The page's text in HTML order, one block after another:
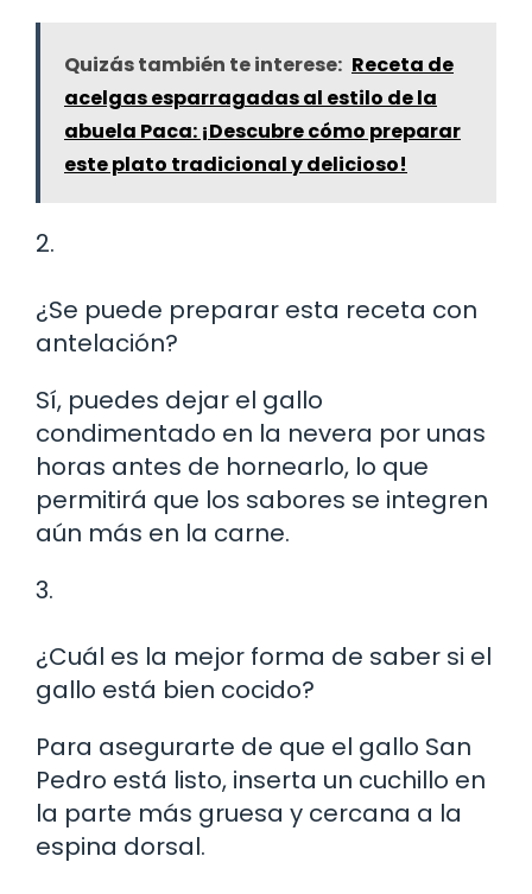
Quizás también te interese: Receta de
acelgas esparragadas al estilo de la
abuela Paca: ¡Descubre cómo preparar
este plato tradicional y delicioso!
2.
¿Se puede preparar esta receta con
antelación?
Sí, puedes dejar el gallo
condimentado en la nevera por unas
horas antes de hornearlo, lo que
permitirá que los sabores se integren
aún más en la carne.
3.
¿Cuál es la mejor forma de saber si el
gallo está bien cocido?
Para asegurarte de que el gallo San
Pedro está listo, inserta un cuchillo en
la parte más gruesa y cercana a la
espina dorsal.